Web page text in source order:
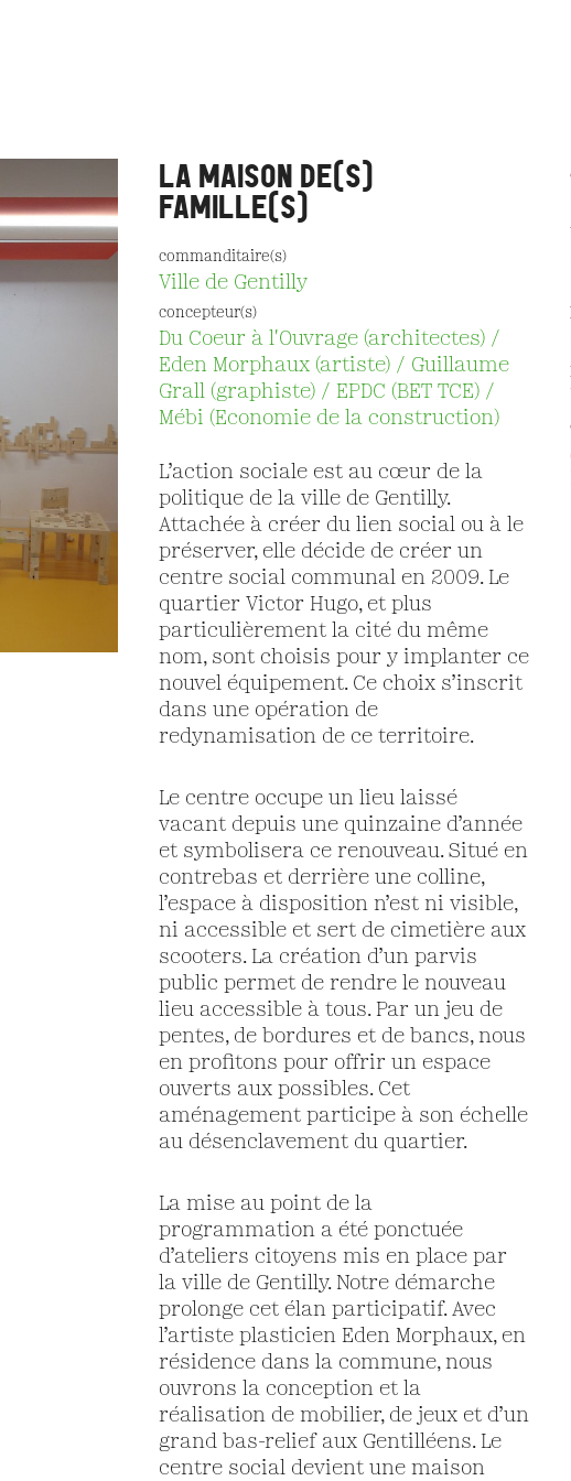
LA MAISON DE(S)
FAMILLE(S)
commanditaire(s)
Ville de Gentilly
concepteur(s)
Du Coeur à l'Ouvrage (architectes) /
Eden Morphaux (artiste) / Guillaume
Grall (graphiste) / EPDC (BET TCE) /
Mébi (Economie de la construction)
L’action sociale est au cœur de la
politique de la ville de Gentilly.
Attachée à créer du lien social ou à le
préserver, elle décide de créer un
centre social communal en 2009. Le
quartier Victor Hugo, et plus
particulièrement la cité du même
nom, sont choisis pour y implanter ce
nouvel équipement. Ce choix s’inscrit
dans une opération de
redynamisation de ce territoire.
Le centre occupe un lieu laissé
vacant depuis une quinzaine d’année
et symbolisera ce renouveau. Situé en
contrebas et derrière une colline,
l’espace à disposition n’est ni visible,
ni accessible et sert de cimetière aux
scooters. La création d’un parvis
public permet de rendre le nouveau
lieu accessible à tous. Par un jeu de
pentes, de bordures et de bancs, nous
en profitons pour offrir un espace
ouverts aux possibles. Cet
aménagement participe à son échelle
au désenclavement du quartier.
La mise au point de la
programmation a été ponctuée
d’ateliers citoyens mis en place par
la ville de Gentilly. Notre démarche
prolonge cet élan participatif. Avec
l’artiste plasticien Eden Morphaux, en
résidence dans la commune, nous
ouvrons la conception et la
réalisation de mobilier, de jeux et d’un
grand bas-relief aux Gentilléens. Le
centre social devient une maison